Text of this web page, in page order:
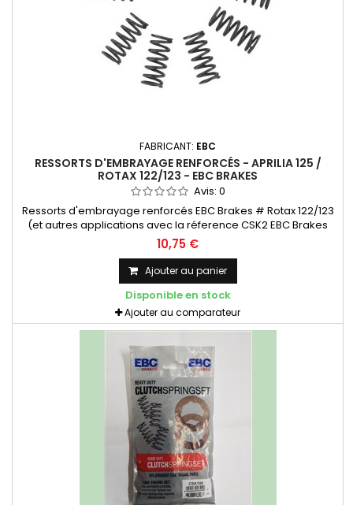
FABRICANT: EBC
RESSORTS D'EMBRAYAGE RENFORCÉS - APRILIA 125 /
ROTAX 122/123 - EBC BRAKES
Avis: 0
Ressorts d'embrayage renforcés EBC Brakes # Rotax 122/123
(et autres applications avec la réference CSK2 EBC Brakes
voir tableau ci-dessous). 15% plus durs que l'origine. Vendu
par pack de 6
10,75 €
Ajouter au panier
Disponible en stock
Ajouter au comparateur